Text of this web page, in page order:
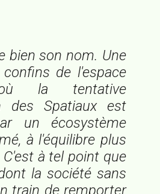
bien son nom. Une
de l'espace
la tentative
des Spatiaux est
un écosystème
à l'équilibre plus
à tel point que
la société sans
train de remporter